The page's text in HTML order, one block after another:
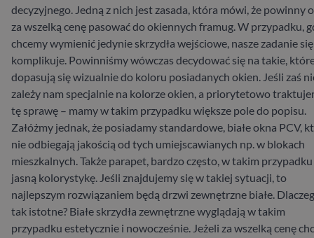
decyzyjnego. Jedną z nich jest zasada, która mówi, że powinny
za wszelką cenę pasować do okiennych framug. W przypadku,
chcemy wymienić jedynie skrzydła wejściowe, nasze zadanie się
komplikuje. Powinniśmy wówczas decydować się na takie,
dopasują się wizualnie do koloru posiadanych okien. Jeśli zaś
zależy nam specjalnie na kolorze okien, a priorytetowo
tę sprawę – mamy w takim przypadku większe pole do popisu.
Załóżmy jednak, że posiadamy standardowe, białe okna PCV,
nie odbiegają jakością od tych umiejscawianych np. w blokach
mieszkalnych. Także parapet, bardzo często, w takim
jasną kolorystykę. Jeśli znajdujemy się w takiej sytuacji, to
najlepszym rozwiązaniem będą drzwi zewnętrzne białe.
tak istotne? Białe skrzydła zewnętrzne wyglądają w takim
przypadku estetycznie i nowocześnie. Jeżeli za wszelką cenę